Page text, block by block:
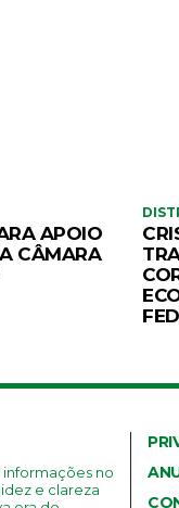
APOIO
CÂMARA
no
e clareza